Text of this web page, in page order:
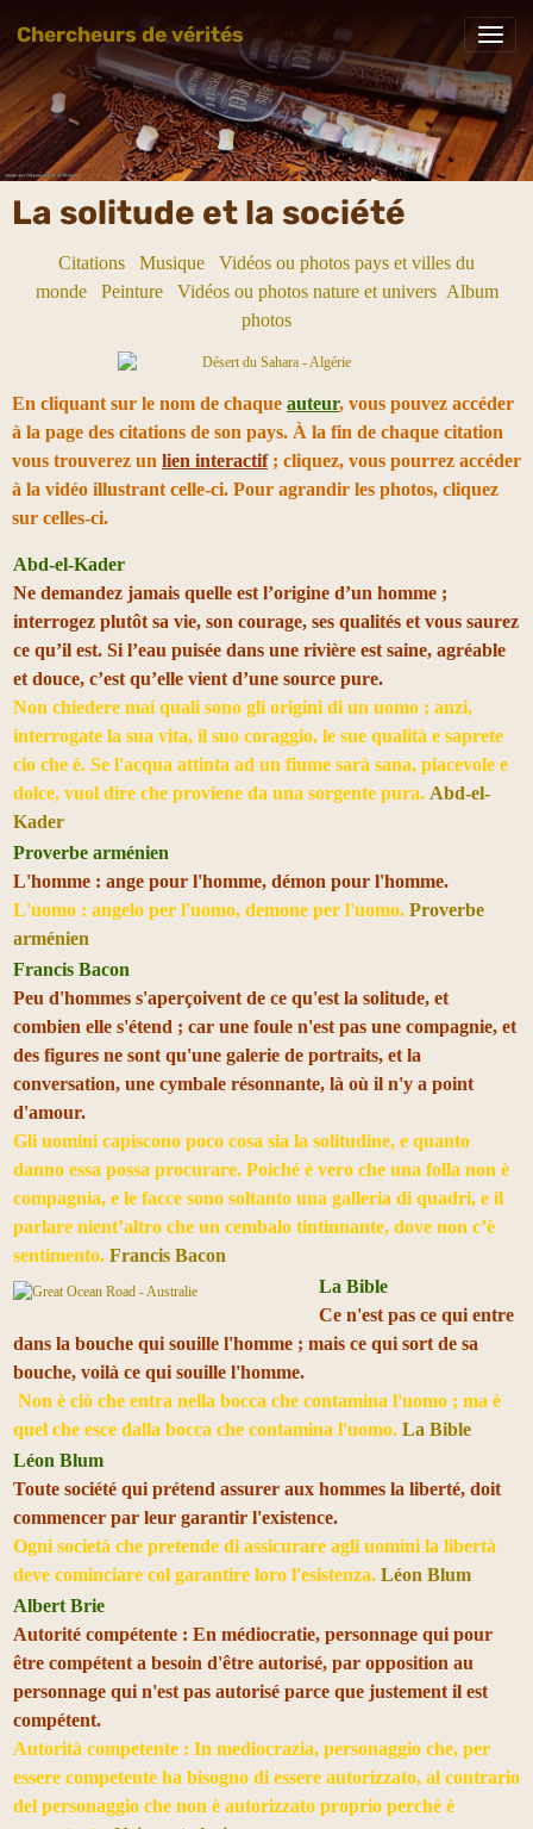
Chercheurs de vérités
La solitude et la société
Citations Musique
Vidéos ou photos pays et villes du
monde
Peinture Vidéos ou photos nature et univers Album
photos
En cliquant sur le nom de chaque auteur, vous pouvez accéder
à la page des citations de son pays. À la fin de chaque citation
vous trouverez un lien interactif; cliquez, vous pourrez accéder
à la vidéo illustrant celle-ci. Pour agrandir les photos, cliquez
sur celles-ci.
Abd-el-Kader
Ne demandez jamais quelle est l’origine d’un homme ;
interrogez plutôt sa vie, son courage, ses qualités et vous saurez
ce qu’il est. Si l’eau puisée dans une rivière est saine, agréable
et douce, c’est qu’elle vient d’une source pure.
Non chiedere mai quali sono gli origini di un uomo ; anzi,
interrogate la sua vita, il suo coraggio, le sue qualità e saprete
cio che è. Se l'acqua attinta ad un fiume sarà sana, piacevole e
dolce, vuol dire che proviene da una sorgente pura. Abd-el-
Kader
Proverbe arménien
L'homme : ange pour l'homme, démon pour l'homme.
L'uomo : angelo per l'uomo, demone per l'uomo. Proverbe
arménien
Francis Bacon
Peu d'hommes s'aperçoivent de ce qu'est la solitude, et
combien elle s'étend ; car une foule n'est pas une compagnie, et
des figures ne sont qu'une galerie de portraits, et la
conversation, une cymbale résonnante, là où il n'y a point
d'amour.
Gli uomini capiscono poco cosa sia la solitudine, e quanto
danno essa possa procurare. Poiché è vero che una folla non è
compagnia, e le facce sono soltanto una galleria di quadri, e il
parlare nient’altro che un cembalo tintinnante, dove non c’è
sentimento. Francis Bacon
La Bible
Ce n'est pas ce qui entre
dans la bouche qui souille l'homme ; mais ce qui sort de sa
bouche, voilà ce qui souille l'homme.
Non è ciò che entra nella bocca che contamina l'uomo ; ma è
quel che esce dalla bocca che contamina l'uomo. La Bible
Léon Blum
Toute société qui prétend assurer aux hommes la liberté, doit
commencer par leur garantir l'existence.
Ogni società che pretende di assicurare agli uomini la libertà
deve cominciare col garantire loro l'esistenza. Léon Blum
Albert Brie
Autorité compétente : En médiocratie, personnage qui pour
être compétent a besoin d'être autorisé, par opposition au
personnage qui n'est pas autorisé parce que justement il est
compétent.
Autorità competente : In mediocrazia, personaggio che, per
essere competente ha bisogno di essere autorizzato, al contrario
del personaggio che non è autorizzato proprio perché è